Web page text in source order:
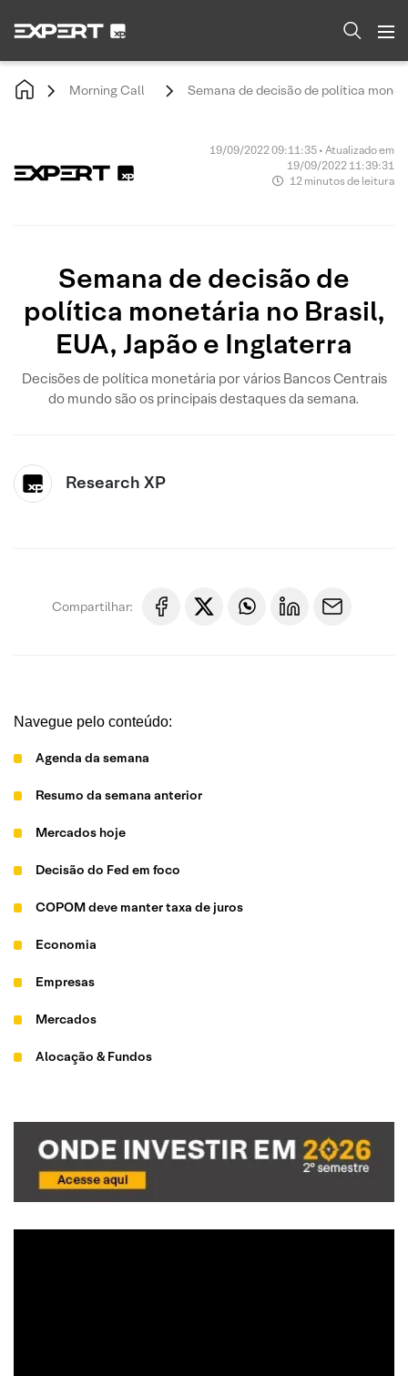
Morning Call Semana de decisão de política
19/09/2022 09:11:35 • Atualizado em
19/09/2022 11:39:31
12 minutos de leitura
Semana de decisão de
política monetária no Brasil,
EUA, Japão e Inglaterra
Decisões de política monetária por vários Bancos Centrais
do mundo são os principais destaques da semana.
Research XP
Compartilhar:
Navegue pelo conteúdo:
Agenda da semana
Resumo da semana anterior
Mercados hoje
Decisão do Fed em foco
COPOM deve manter taxa de juros
Economia
Empresas
Mercados
Alocação & Fundos